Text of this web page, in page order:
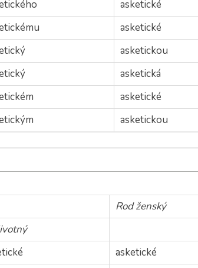
asketické
asketické
asketickou
asketická
asketické
asketickou
Rod ženský
asketické